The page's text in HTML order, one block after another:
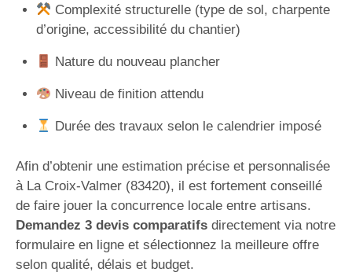
Complexité structurelle (type de sol, charpente
d’origine, accessibilité du chantier)
Nature du nouveau plancher
Niveau de finition attendu
Durée des travaux selon le calendrier imposé
Afin d’obtenir une estimation précise et personnalisée
à La Croix-Valmer (83420), il est fortement conseillé
de faire jouer la concurrence locale entre artisans.
Demandez 3 devis comparatifs directement via notre
formulaire en ligne et sélectionnez la meilleure offre
selon qualité, délais et budget.